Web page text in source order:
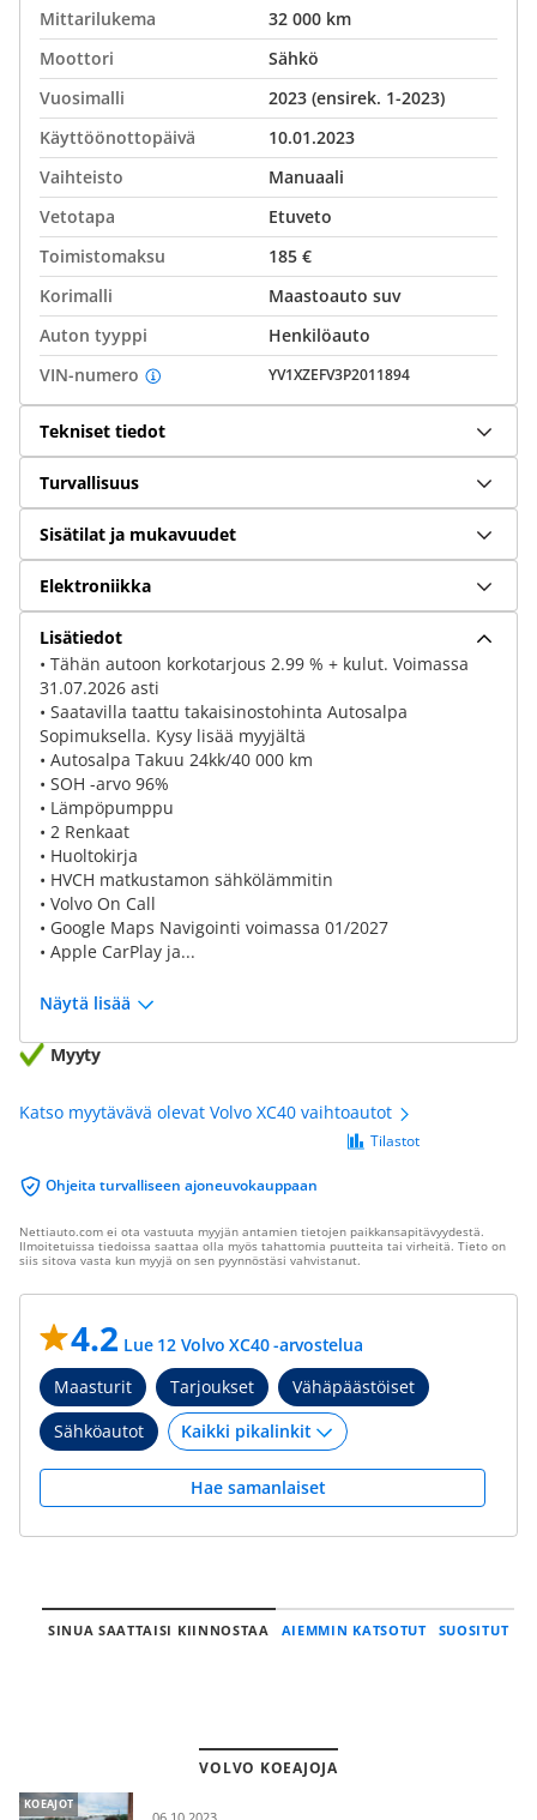
Mittarilukema
32 000 km
Moottori
Sähkö
Vuosimalli
2023 (ensirek. 1-2023)
Käyttöönottopäivä
10.01.2023
Vaihteisto
Manuaali
Vetotapa
Etuveto
Toimistomaksu
185 €
Korimalli
Maastoauto suv
Auton tyyppi
Henkilöauto
VIN-numero
YV1XZEFV3P2011894
Tekniset tiedot
Turvallisuus
Sisätilat ja mukavuudet
Elektroniikka
Lisätiedot
• Tähän autoon korkotarjous 2.99 % + kulut. Voimassa
31.07.2026 asti
• Saatavilla taattu takaisinostohinta Autosalpa
Sopimuksella. Kysy lisää myyjältä
• Autosalpa Takuu 24kk/40 000 km
• SOH -arvo 96%
• Lämpöpumppu
• 2 Renkaat
• Huoltokirja
• HVCH matkustamon sähkölämmitin
• Volvo On Call
• Google Maps Navigointi voimassa 01/2027
• Apple CarPlay ja...
Näytä lisää
Myyty
Katso myytävävä olevat Volvo XC40 vaihtoautot
Ohjeita turvalliseen ajoneuvokauppaan
Tilastot
Nettiauto.com ei ota vastuuta myyjän antamien tietojen paikkansapitävyydestä.
Ilmoitetuissa tiedoissa saattaa olla myös tahattomia puutteita tai virheitä. Tieto on
siis sitova vasta kun myyjä on sen pyynnöstäsi vahvistanut.
4.2 Lue 12 Volvo XC40 -arvostelua
Maasturit
Tarjoukset
Vähäpäästöiset
Sähköautot
Hae samanlaiset
SINUA SAATTAISI KIINNOSTAA AIEMMIN KATSOTUT SUOSITUT
VOLVO KOEAJOJA
KOEAJOT